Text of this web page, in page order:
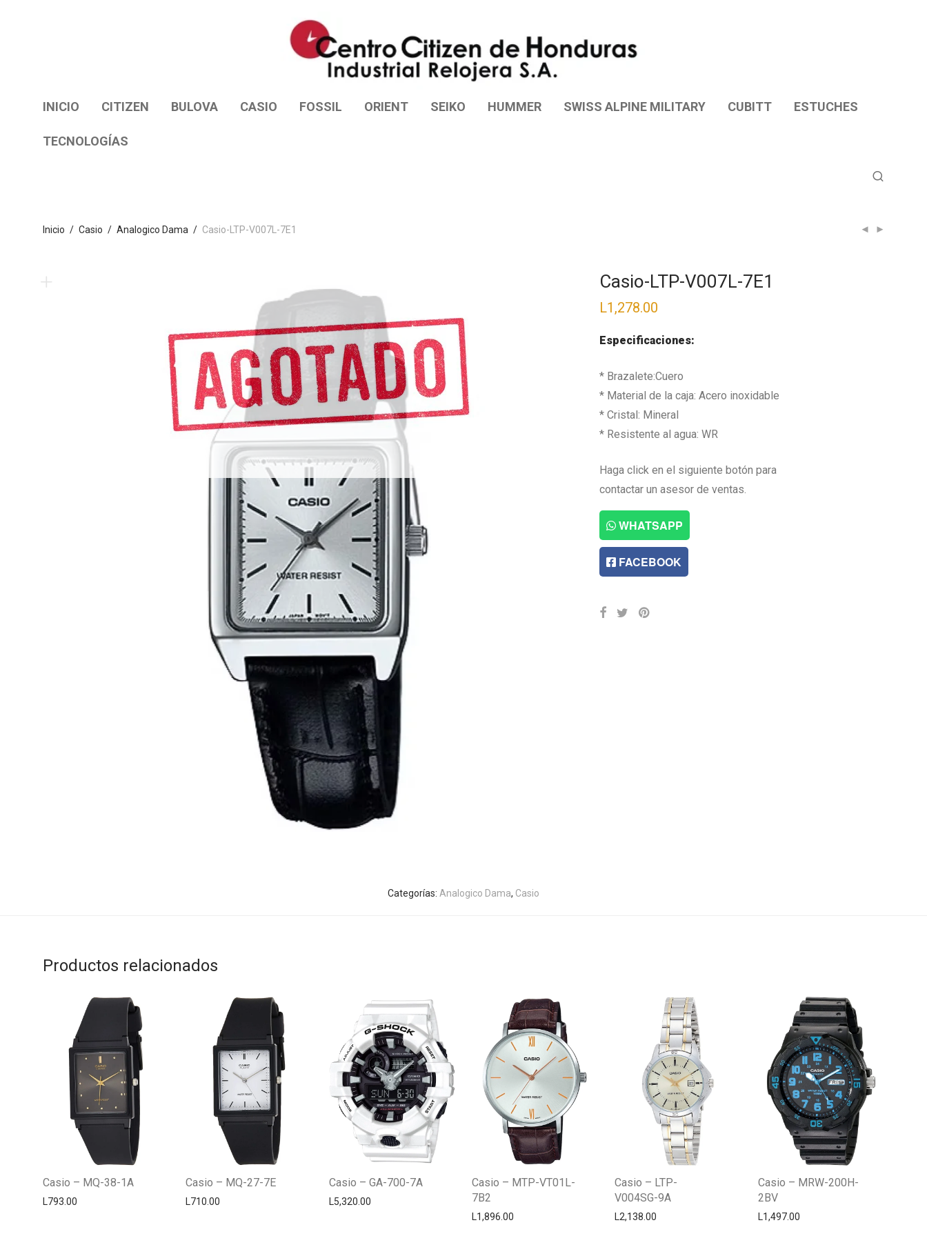
INICIO CITIZEN BULOVA CASIO FOSSIL ORIENT SEIKO HUMMER SWISS ALPINE MILITARY CUBITT ESTUCHES
TECNOLOGÍAS
Inicio / Casio / Analogico Dama / Casio-LTP-V007L-7E1
Casio-LTP-V007L-7E1
L1,278.00
Especificaciones:
* Brazalete:Cuero
* Material de la caja: Acero inoxidable
* Cristal: Mineral
* Resistente al agua: WR
Haga click en el siguiente botón para
contactar un asesor de ventas.
WHATSAPP
FACEBOOK
Categorías: Analogico Dama, Casio
Productos relacionados
Casio – MQ-38-1A
L793.00
Casio – MQ-27-7E
L710.00
Casio – GA-700-7A
L5,320.00
Casio – MTP-VT01L-
7B2
L1,896.00
Casio – LTP-
V004SG-9A
L2,138.00
Casio – MRW-200H-
2BV
L1,497.00
Centro Citizen
Typically replies within a day